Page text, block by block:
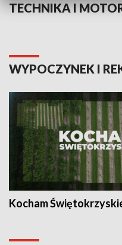
TECHNIKA I
WYPOCZYNEK I
Kocham